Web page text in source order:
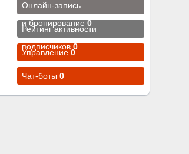
Онлайн-запись
и бронирование0
Рейтинг активности
подписчиков0
Управление0
Чат-боты0